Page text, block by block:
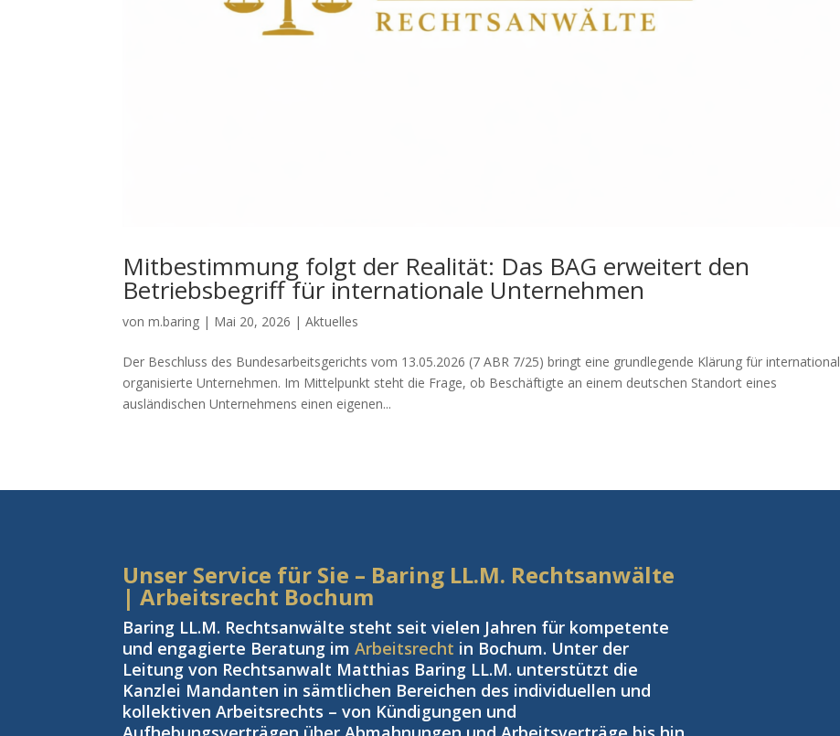
Mitbestimmung folgt der Realität: Das BAG erweitert den
Betriebsbegriff für internationale Unternehmen
vonm.baring | Mai 20, 2026 |Aktuelles
Der Beschluss des Bundesarbeitsgerichts vom 13.05.2026 (7 ABR 7/25) bringt eine grundlegende Klärung für international
organisierte Unternehmen. Im Mittelpunkt steht die Frage, ob Beschäftigte an einem deutschen Standort eines
ausländischen Unternehmens einen eigenen...
Unser Service für Sie – Baring LL.M. Rechtsanwälte
| Arbeitsrecht Bochum
Baring LL.M. Rechtsanwälte steht seit vielen Jahren für kompetente
und engagierte Beratung imArbeitsrecht in Bochum. Unter der
Leitung von Rechtsanwalt Matthias Baring LL.M. unterstützt die
Kanzlei Mandanten in sämtlichen Bereichen des individuellen und
kollektiven Arbeitsrechts – von Kündigungen und